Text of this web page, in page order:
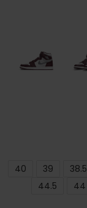
38.5
39
40
44
44.5